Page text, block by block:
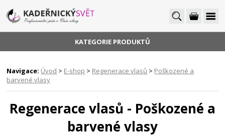
KATEGORIE PRODUKTŮ
Navigace: Úvod > E-shop > Regenerace vlasů > Poškozené a
barvené vlasy
Regenerace vlasů - Poškozené a
barvené vlasy